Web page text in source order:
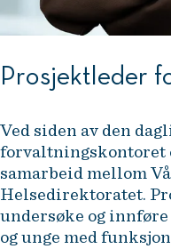
Prosjektleder
Ved siden av den
forvaltningskontoret
samarbeid mellom
Helsedirektoratet.
undersøke og
og unge med